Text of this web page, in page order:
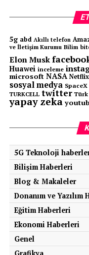
PSIKOLOJIK SAĞLIK
TEKNOLOJI
ZAMAN YÖNETIMI
SONRAKI
Yaz Geliyor:
Bilinci
ÖNCEKI
Ahlaki Erozyon:
5g abd Akıllı telefon
ve İletişim Kurumu Bilim
Elon Musk
Huawei inceleme
microsoft NASA Netflix
sosyal medya SpaceX
TURKCELL twitter Türk
yapay zeka
5G Teknoloji
Bilişim Haberleri
Blog & Makaleler
Donanım ve Yazılım
Eğitim Haberleri
Ekonomi Haberleri
Genel